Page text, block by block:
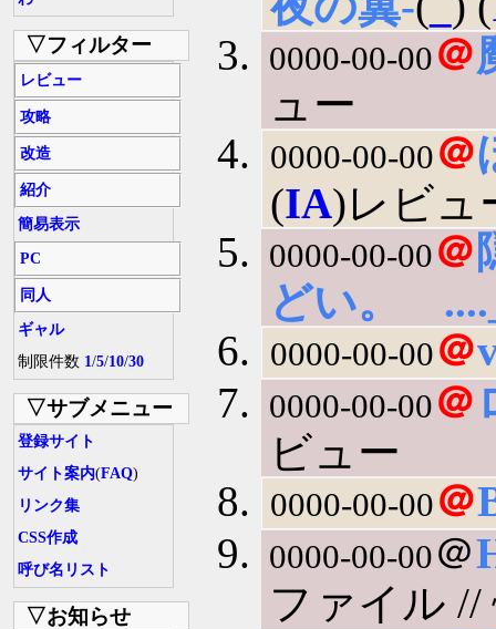
▽フィルター
レビュー
攻略
改造
紹介
簡易表示
PC
同人
ギャル
制限件数 1/5/10/30
▽サブメニュー
登録サイト
サイト案内(FAQ)
リンク集
CSS作成
呼び名リスト
▽お知らせ
0000-00-00＠
ュー
0000-00-00＠
(IA)レビュ
0000-00-00＠
どい。
0000-00-00＠
0000-00-00＠
ビュー
0000-00-00＠
0000-00-00＠
ファイル //